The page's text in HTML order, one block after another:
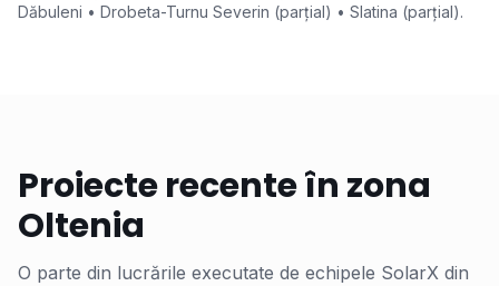
Dăbuleni • Drobeta-Turnu Severin (parțial) • Slatina (parțial).
Proiecte recente în zona
Oltenia
O parte din lucrările executate de echipele SolarX din